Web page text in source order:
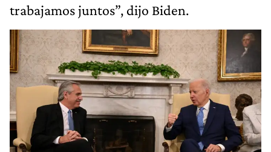
trabajamos juntos”, dijo Biden.